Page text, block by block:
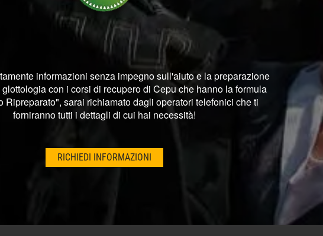
informazioni senza impegno sull'aiuto e la preparazione
con i corsi di recupero di Cepu che hanno la formula
Ripreparato", sarai richiamato dagli operatori telefonici che ti
forniranno tutti i dettagli di cui hai necessità!
RICHIEDI INFORMAZIONI